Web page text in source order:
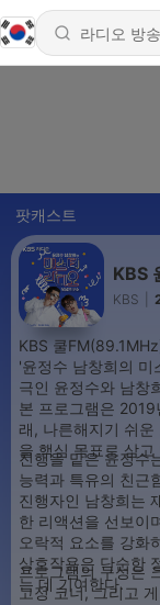
팟캐스트
KBS
KBS
KBS 쿨
'윤정수 남창희의 미
극인 윤정수와 남창
본 프로그램은
래, 나른해지기 쉬운
을 핵심 목표로 삼고
진행을 맡은 윤정수
능력과 특유의 친근
진행자인 남창희는
한 리액션을 선보이
오락적 요소를 강화
상호작용은 단순한
는 데 기여한다.
프로그램의 구성은
고정 코너, 그리고